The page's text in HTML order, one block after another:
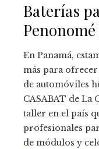
Baterías
Penonomé
En Panamá,
más para
de automóviles
CASABAT de La
taller en el país
profesionales
de módulos y